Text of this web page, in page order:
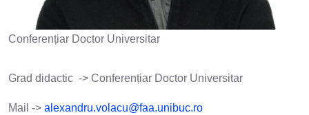
Conferențiar Doctor Universitar
Grad didactic -> Conferențiar Doctor Universitar
Mail -> alexandru.volacu@faa.unibuc.ro